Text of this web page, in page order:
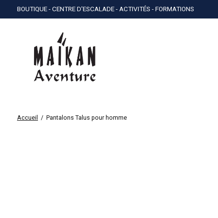
BOUTIQUE - CENTRE D'ESCALADE - ACTIVITÉS - FORMATIONS
Accueil / Pantalons Talus pour homme